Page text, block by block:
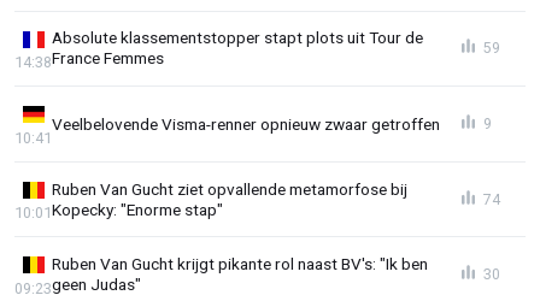
Absolute klassementstopper stapt plots uit Tour de
France Femmes
14:38
59
Veelbelovende Visma-renner opnieuw zwaar getroffen
10:41
9
Ruben Van Gucht ziet opvallende metamorfose bij
Kopecky: "Enorme stap"
10:01
74
Ruben Van Gucht krijgt pikante rol naast BV's: "Ik ben
geen Judas"
09:23
30